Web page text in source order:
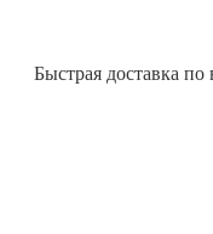
Быстрая доставка по